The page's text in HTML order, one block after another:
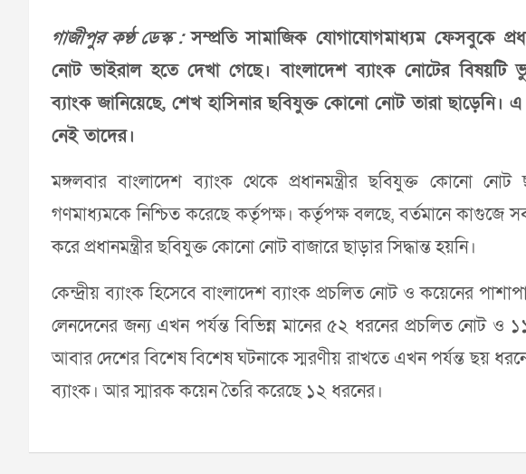
গাজীপুর কণ্ঠ ডেস্ক : সম্প্রতি সামাজিক যোগাযোগমাধ্যম ফেসবুকে
নোট ভাইরাল হতে দেখা গেছে। বাংলাদেশ ব্যাংক নোটের বিষয়টি
ব্যাংক জানিয়েছে, শেখ হাসিনার ছবিযুক্ত কোনো নোট তারা ছাড়েনি।
নেই তাদের।
মঙ্গলবার বাংলাদেশ ব্যাংক থেকে প্রধানমন্ত্রীর ছবিযুক্ত কোনো
গণমাধ্যমকে নিশ্চিত করেছে কর্তৃপক্ষ। কর্তৃপক্ষ বলছে, বর্তমানে কাগুজে
করে প্রধানমন্ত্রীর ছবিযুক্ত কোনো নোট বাজারে ছাড়ার সিদ্ধান্ত হয়নি।
কেন্দ্রীয় ব্যাংক হিসেবে বাংলাদেশ ব্যাংক প্রচলিত নোট ও কয়েনের
লেনদেনের জন্য এখন পর্যন্ত বিভিন্ন মানের ৫২ ধরনের প্রচলিত নোট ও
আবার দেশের বিশেষ বিশেষ ঘটনাকে স্মরণীয় রাখতে এখন পর্যন্ত ছয়
ব্যাংক। আর স্মারক কয়েন তৈরি করেছে ১২ ধরনের।